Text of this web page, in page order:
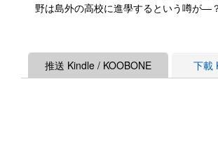
野は島外の高校に進學するという噂が―
推送 Kindle / KOOBONE 下載